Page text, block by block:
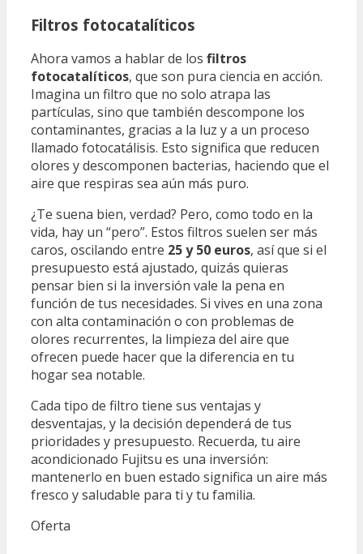
Filtros fotocatalíticos
Ahora vamos a hablar de los filtros
fotocatalíticos, que son pura ciencia en acción.
Imagina un filtro que no solo atrapa las
partículas, sino que también descompone los
contaminantes, gracias a la luz y a un proceso
llamado fotocatálisis. Esto significa que reducen
olores y descomponen bacterias, haciendo que el
aire que respiras sea aún más puro.
¿Te suena bien, verdad? Pero, como todo en la
vida, hay un “pero”. Estos filtros suelen ser más
caros, oscilando entre 25 y 50 euros, así que si el
presupuesto está ajustado, quizás quieras
pensar bien si la inversión vale la pena en
función de tus necesidades. Si vives en una zona
con alta contaminación o con problemas de
olores recurrentes, la limpieza del aire que
ofrecen puede hacer que la diferencia en tu
hogar sea notable.
Cada tipo de filtro tiene sus ventajas y
desventajas, y la decisión dependerá de tus
prioridades y presupuesto. Recuerda, tu aire
acondicionado Fujitsu es una inversión:
mantenerlo en buen estado significa un aire más
fresco y saludable para ti y tu familia.
Oferta